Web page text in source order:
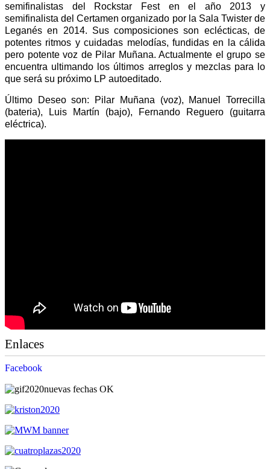
semifinalistas del Rockstar Fest en el año 2013 y
semifinalista del Certamen organizado por la Sala Twister de
Leganés en 2014. Sus composiciones son eclécticas, de
potentes ritmos y cuidadas melodías, fundidas en la cálida
pero potente voz de Pilar Muñana. Actualmente el grupo se
encuentra ultimando los últimos arreglos y mezclas para lo
que será su próximo LP autoeditado.
Último Deseo son: Pilar Muñana (voz), Manuel Torrecilla
(bateria), Luis Martín (bajo), Fernando Reguero (guitarra
eléctrica).
Enlaces
Facebook